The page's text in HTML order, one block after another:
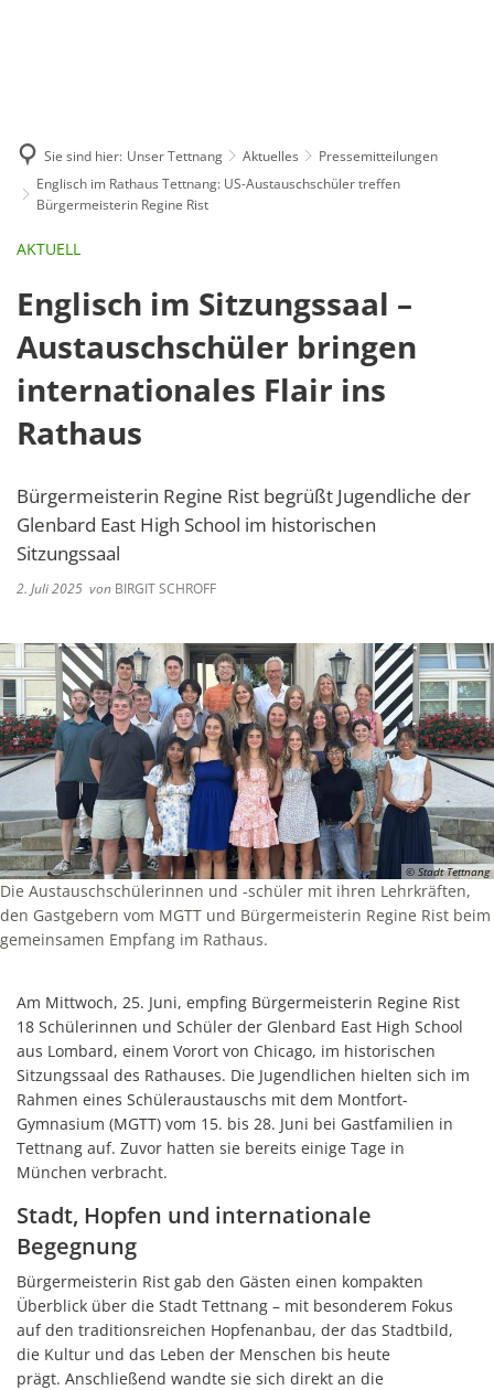
Sie sind hier: Unser Tettnang Aktuelles
Pressemitteilungen
Englisch im Rathaus Tettnang: US-Austauschschüler treffen
Bürgermeisterin Regine Rist
AKTUELL
Englisch im Sitzungssaal –
Austauschschüler bringen
internationales Flair ins
Rathaus
Bürgermeisterin Regine Rist begrüßt Jugendliche der
Glenbard East High School im historischen
Sitzungssaal
2. Juli 2025 von BIRGIT SCHROFF
© Stadt Tettnang
Die Austauschschülerinnen und -schüler mit ihren Lehrkräften,
den Gastgebern vom MGTT und Bürgermeisterin Regine Rist beim
gemeinsamen Empfang im Rathaus.
Am Mittwoch, 25. Juni, empfing Bürgermeisterin Regine Rist
18 Schülerinnen und Schüler der Glenbard East High School
aus Lombard, einem Vorort von Chicago, im historischen
Sitzungssaal des Rathauses. Die Jugendlichen hielten sich im
Rahmen eines Schüleraustauschs mit dem Montfort-
Gymnasium (MGTT) vom 15. bis 28. Juni bei Gastfamilien in
Tettnang auf. Zuvor hatten sie bereits einige Tage in
München verbracht.
Stadt, Hopfen und internationale
Begegnung
Bürgermeisterin Rist gab den Gästen einen kompakten
Überblick über die Stadt Tettnang – mit besonderem Fokus
auf den traditionsreichen Hopfenanbau, der das Stadtbild,
die Kultur und das Leben der Menschen bis heute
prägt. Anschließend wandte sie sich direkt an die